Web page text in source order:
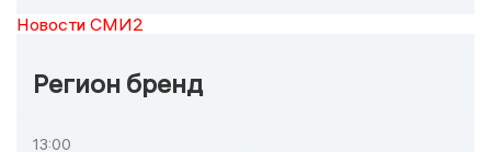
Новости СМИ2
Регион бренд
13:00